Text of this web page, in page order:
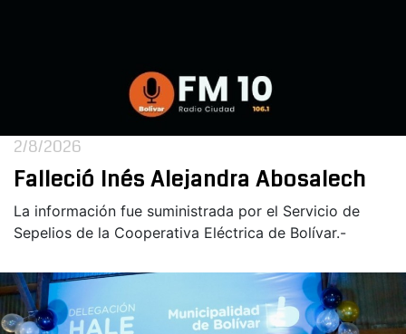
2/8/2026
Falleció Inés Alejandra Abosalech
La información fue suministrada por el Servicio de
Sepelios de la Cooperativa Eléctrica de Bolívar.-